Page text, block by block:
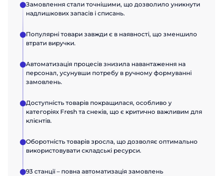
Замовлення стали точнішими, що дозволило уникнути
надлишкових запасів і списань.
Популярні товари завжди є в наявності, що зменшило
втрати виручки.
Автоматизація процесів знизила навантаження на
персонал, усунувши потребу в ручному формуванні
замовлень.
Доступність товарів покращилася, особливо у
категоріях Fresh та снеків, що є критично важливим для
клієнтів.
Оборотність товарів зросла, що дозволяє оптимально
використовувати складські ресурси.
93 станції – повна автоматизація замовлень